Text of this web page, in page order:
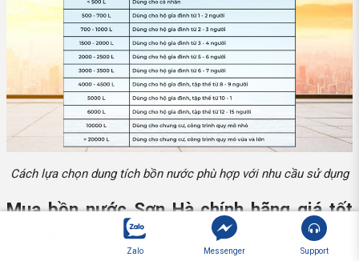
Cách lựa chọn dung tích bồn nước phù hợp với nhu cầu sử dụng
Mua bồn nước Sơn Hà chính hãng giá tốt
Zalo Messenger Support